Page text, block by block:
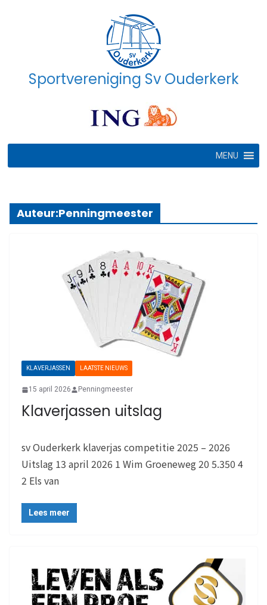
Sportvereniging Sv Ouderkerk
MENU
Auteur:Penningmeester
KLAVERJASSEN LAATSTE NIEUWS
15 april 2026 Penningmeester
Klaverjassen uitslag
sv Ouderkerk klaverjas competitie 2025 – 2026
Uitslag 13 april 2026 1 Wim Groeneweg 20 5.350 4
2 Els van
Lees meer